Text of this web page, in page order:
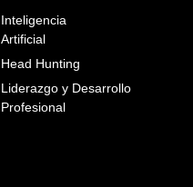
Inteligencia
Artificial
Head Hunting
Liderazgo y Desarrollo
Profesional